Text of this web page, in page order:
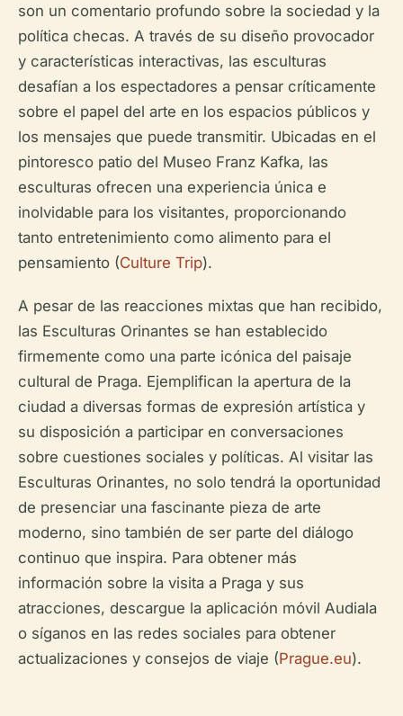
son un comentario profundo sobre la sociedad y la
política checas. A través de su diseño provocador
y características interactivas, las esculturas
desafían a los espectadores a pensar críticamente
sobre el papel del arte en los espacios públicos y
los mensajes que puede transmitir. Ubicadas en el
pintoresco patio del Museo Franz Kafka, las
esculturas ofrecen una experiencia única e
inolvidable para los visitantes, proporcionando
tanto entretenimiento como alimento para el
pensamiento (Culture Trip).
A pesar de las reacciones mixtas que han recibido,
las Esculturas Orinantes se han establecido
firmemente como una parte icónica del paisaje
cultural de Praga. Ejemplifican la apertura de la
ciudad a diversas formas de expresión artística y
su disposición a participar en conversaciones
sobre cuestiones sociales y políticas. Al visitar las
Esculturas Orinantes, no solo tendrá la oportunidad
de presenciar una fascinante pieza de arte
moderno, sino también de ser parte del diálogo
continuo que inspira. Para obtener más
información sobre la visita a Praga y sus
atracciones, descargue la aplicación móvil Audiala
o síganos en las redes sociales para obtener
actualizaciones y consejos de viaje (Prague.eu).